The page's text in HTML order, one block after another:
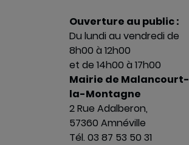
Ouverture au public :
Du lundi au vendredi de
8h00 à 12h00
et de 14h00 à 17h00
Mairie de Malancourt-
la-Montagne
2 Rue Adalberon,
57360 Amnéville
Tél. 03 87 53 50 31